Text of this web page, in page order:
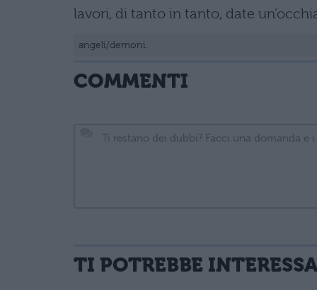
lavori, di tanto in tanto, date
angeli/demoni.
COMMENTI
informativa privacy
. Pubblicando questo commento dai il consenso
TI POTREBBE